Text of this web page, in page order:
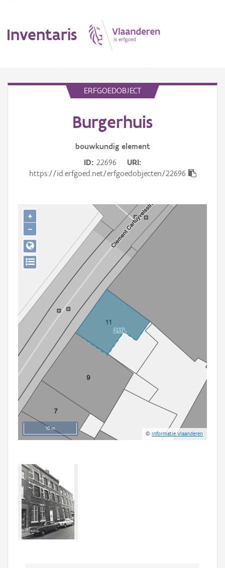
Inventaris
Gebeurtenis
Persoon of collectief
Downloads
Aanmelden
ERFGOEDOBJECT
Burgerhuis
bouwkundig element
ID 22696
URI
https://id.erfgoed.net/erfgoedobjecten/22696
10 m
©Informatie Vlaanderen
+
−